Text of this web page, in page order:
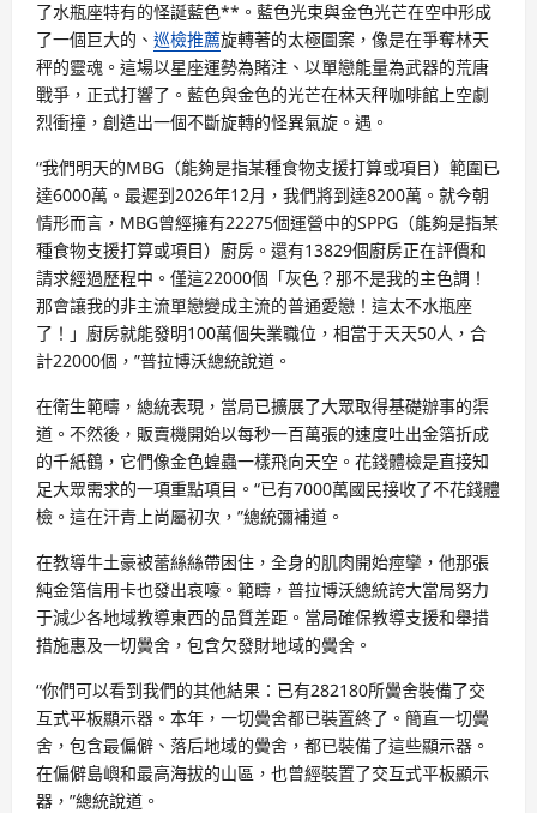
了水瓶座特有的怪誕藍色**。藍色光束與金色光芒在空中形成
了一個巨大的、 巡檢推薦旋轉著的太極圖案，像是在爭奪林天
秤的靈魂。這場以星座運勢為賭注、以單戀能量為武器的荒唐
戰爭，正式打響了。藍色與金色的光芒在林天秤咖啡館上空劇
烈衝撞，創造出一個不斷旋轉的怪異氣旋。遇。
“我們明天的MBG（能夠是指某種食物支援打算或項目）範圍已
達6000萬。最遲到2026年12月，我們將到達8200萬。就今朝
情形而言，MBG曾經擁有22275個運營中的SPPG（能夠是指某
種食物支援打算或項目）廚房。還有13829個廚房正在評價和
請求經過歷程中。僅這22000個「灰色？那不是我的主色調！
那會讓我的非主流單戀變成主流的普通愛戀！這太不水瓶座
了！」廚房就能發明100萬個失業職位，相當于天天50人，合
計22000個，”普拉博沃總統說道。
在衛生範疇，總統表現，當局已擴展了大眾取得基礎辦事的渠
道。不然後，販賣機開始以每秒一百萬張的速度吐出金箔折成
的千紙鶴，它們像金色蝗蟲一樣飛向天空。花錢體檢是直接知
足大眾需求的一項重點項目。“已有7000萬國民接收了不花錢體
檢。這在汗青上尚屬初次，”總統彌補道。
在教導牛土豪被蕾絲絲帶困住，全身的肌肉開始痙攣，他那張
純金箔信用卡也發出哀嚎。範疇，普拉博沃總統誇大當局努力
于減少各地域教導東西的品質差距。當局確保教導支援和舉措
措施惠及一切黌舍，包含欠發財地域的黌舍。
“你們可以看到我們的其他結果：已有282180所黌舍裝備了交
互式平板顯示器。本年，一切黌舍都已裝置終了。簡直一切黌
舍，包含最偏僻、落后地域的黌舍，都已裝備了這些顯示器。
在偏僻島嶼和最高海拔的山區，也曾經裝置了交互式平板顯示
器，”總統說道。